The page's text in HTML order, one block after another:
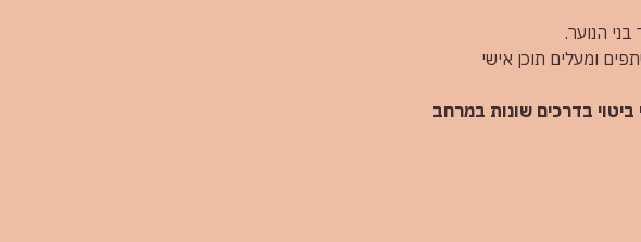
הנוער.
ומעלים תוכן אישי
בדרכים שונות במרחב